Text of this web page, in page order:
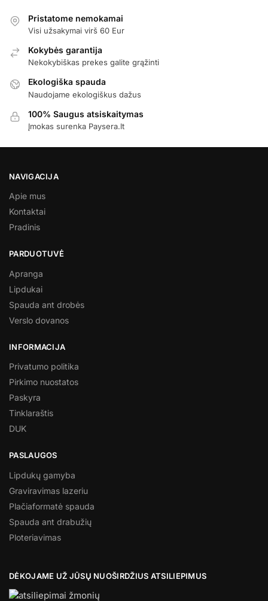
Pristatome nemokamai
Visi užsakymai virš 60 Eur
Kokybės garantija
Nekokybiškas prekes galite grąžinti
Ekologiška spauda
Naudojame ekologiškus dažus
100% Saugus atsiskaitymas
Įmokas surenka Paysera.lt
NAVIGACIJA
Apie mus
Kontaktai
Pradinis
PARDUOTUVĖ
Apranga
Lipdukai
Spauda ant drobės
Verslo dovanos
INFORMACIJA
Privatumo politika
Pirkimo nuostatos
Paskyra
Tinklaraštis
DUK
PASLAUGOS
Lipdukų gamyba
Graviravimas lazeriu
Plačiaformatė spauda
Spauda ant drabužių
Ploteriavimas
DĖKOJAME UŽ JŪSŲ NUOŠIRDŽIUS ATSILIEPIMUS